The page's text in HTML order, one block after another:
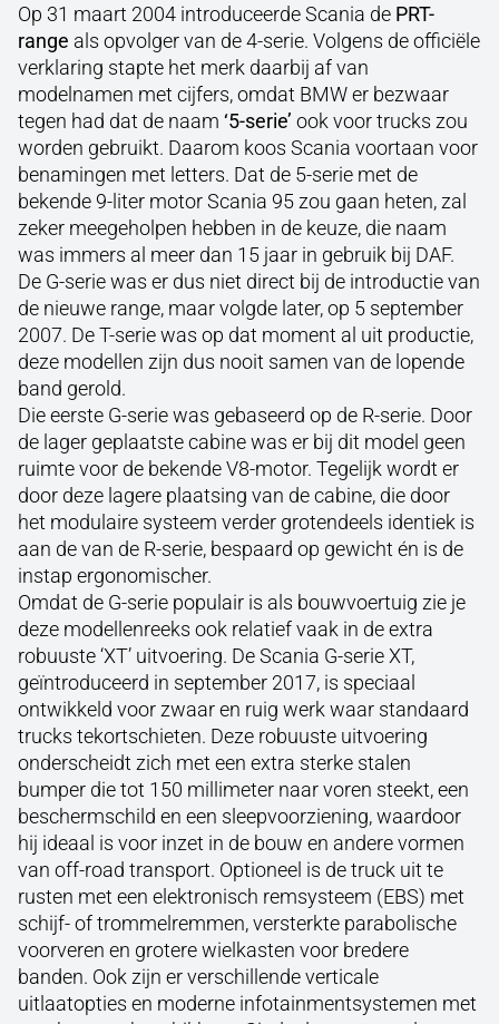
Op 31 maart 2004 introduceerde Scania de PRT-
range als opvolger van de 4-serie. Volgens de officiële
verklaring stapte het merk daarbij af van
modelnamen met cijfers, omdat BMW er bezwaar
tegen had dat de naam ‘5-serie’ ook voor trucks zou
worden gebruikt. Daarom koos Scania voortaan voor
benamingen met letters. Dat de 5-serie met de
bekende 9-liter motor Scania 95 zou gaan heten, zal
zeker meegeholpen hebben in de keuze, die naam
was immers al meer dan 15 jaar in gebruik bij DAF.
De G-serie was er dus niet direct bij de introductie van
de nieuwe range, maar volgde later, op 5 september
2007. De T-serie was op dat moment al uit productie,
deze modellen zijn dus nooit samen van de lopende
band gerold.
Die eerste G-serie was gebaseerd op de R-serie. Door
de lager geplaatste cabine was er bij dit model geen
ruimte voor de bekende V8-motor. Tegelijk wordt er
door deze lagere plaatsing van de cabine, die door
het modulaire systeem verder grotendeels identiek is
aan de van de R-serie, bespaard op gewicht én is de
instap ergonomischer.
Omdat de G-serie populair is als bouwvoertuig zie je
deze modellenreeks ook relatief vaak in de extra
robuuste ‘XT’ uitvoering. De Scania G-serie XT,
geïntroduceerd in september 2017, is speciaal
ontwikkeld voor zwaar en ruig werk waar standaard
trucks tekortschieten. Deze robuuste uitvoering
onderscheidt zich met een extra sterke stalen
bumper die tot 150 millimeter naar voren steekt, een
beschermschild en een sleepvoorziening, waardoor
hij ideaal is voor inzet in de bouw en andere vormen
van off-road transport. Optioneel is de truck uit te
rusten met een elektronisch remsysteem (EBS) met
schijf- of trommelremmen, versterkte parabolische
voorveren en grotere wielkasten voor bredere
banden. Ook zijn er verschillende verticale
uitlaatopties en moderne infotainmentsystemen met